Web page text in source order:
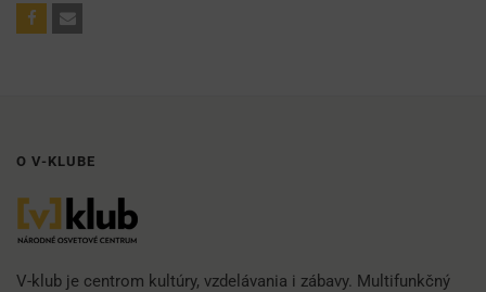
O V-KLUBE
V-klub je centrom kultúry, vzdelávania i zábavy. Multifunkčný